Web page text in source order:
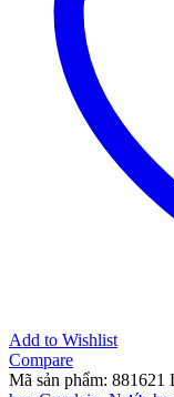
Add to Wishlist
Compare
Mã sản phẩm: 881621